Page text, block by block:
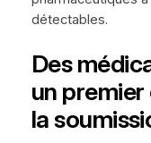
détectables.
Des
un
la